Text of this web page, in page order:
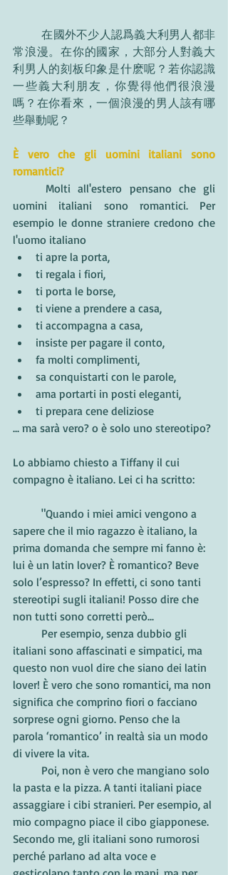
	在國外不少人認爲義大利男人都非
常浪漫。在你的國家，大部分人對義大
利男人的刻板印象是什麽呢？若你認識
一些義大利朋友，你覺得他們很浪漫
嗎？在你看來，一個浪漫的男人該有哪
些舉動呢？
È vero che gli uomini italiani sono
romantici?
uomini italiani sono romantici. Per
esempio le donne straniere credono che
l'uomo italiano
ti apre la porta,
ti regala i fiori,
ti porta le borse,
ti viene a prendere a casa,
ti accompagna a casa,
insiste per pagare il conto,
fa molti complimenti,
sa conquistarti con le parole,
ama portarti in posti eleganti,
ti prepara cene deliziose
... ma sarà vero? o è solo uno stereotipo?
Lo abbiamo chiesto a Tiffany il cui
compagno è italiano. Lei ci ha scritto:
sapere che il mio ragazzo è italiano, la
prima domanda che sempre mi fanno è:
lui è un latin lover? È romantico? Beve
solo l’espresso? In effetti, ci sono tanti
stereotipi sugli italiani! Posso dire che
non tutti sono corretti però...
italiani sono affascinati e simpatici, ma
questo non vuol dire che siano dei latin
lover! È vero che sono romantici, ma non
significa che comprino fiori o facciano
sorprese ogni giorno. Penso che la
parola ‘romantico’ in realtà sia un modo
di vivere la vita.
la pasta e la pizza. A tanti italiani piace
assaggiare i cibi stranieri. Per esempio, al
mio compagno piace il cibo giapponese.
Secondo me, gli italiani sono rumorosi
perché parlano ad alta voce e